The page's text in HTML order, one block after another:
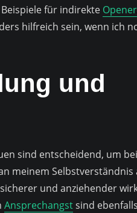
für indirekte Opener
hilfreich sein, wenn ich
und
sind entscheidend, um
meinem
und anziehender
Ansprechangstsind